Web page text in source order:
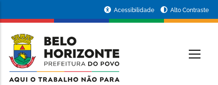
conteúdo
principal
da
Prefeitura
de
Acessibilidade Alto Contraste